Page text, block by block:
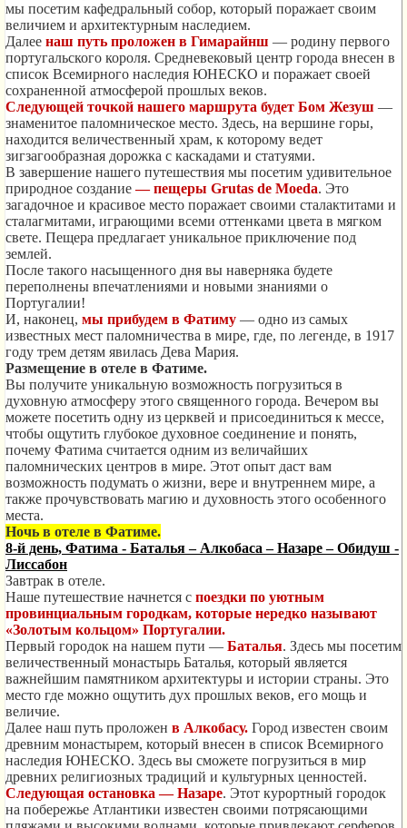
мы посетим кафедральный собор, который поражает своим
величием и архитектурным наследием.
Далее наш путь проложен в Гимарайнш — родину первого
португальского короля. Средневековый центр города внесен в
список Всемирного наследия ЮНЕСКО и поражает своей
сохраненной атмосферой прошлых веков.
Следующей точкой нашего маршрута будет Бом Жезуш —
знаменитое паломническое место. Здесь, на вершине горы,
находится величественный храм, к которому ведет
зигзагообразная дорожка с каскадами и статуями.
В завершение нашего путешествия мы посетим удивительное
природное создание— пещеры Grutas de Moeda. Это
загадочное и красивое место поражает своими сталактитами и
сталагмитами, играющими всеми оттенками цвета в мягком
свете. Пещера предлагает уникальное приключение под
землей.
После такого насыщенного дня вы наверняка будете
переполнены впечатлениями и новыми знаниями о
Португалии!
И, наконец, мы прибудем в Фатиму — одно из самых
известных мест паломничества в мире, где, по легенде, в 1917
году трем детям явилась Дева Мария.
Размещение в отеле в Фатиме.
Вы получите уникальную возможность погрузиться в
духовную атмосферу этого священного города. Вечером вы
можете посетить одну из церквей и присоединиться к мессе,
чтобы ощутить глубокое духовное соединение и понять,
почему Фатима считается одним из величайших
паломнических центров в мире. Этот опыт даст вам
возможность подумать о жизни, вере и внутреннем мире, а
также прочувствовать магию и духовность этого особенного
места.
Ночь в отеле в Фатиме.
8-й день, Фатима - Баталья – Алкобаса – Назаре – Обидуш -
Лиссабон
Завтрак в отеле.
Наше путешествие начнется с поездки по уютным
провинциальным городкам, которые нередко называют
«Золотым кольцом» Португалии.
Первый городок на нашем пути — Баталья. Здесь мы посетим
величественный монастырь Баталья, который является
важнейшим памятником архитектуры и истории страны. Это
место где можно ощутить дух прошлых веков, его мощь и
величие.
Далее наш путь проложен в Алкобасу. Город известен своим
древним монастырем, который внесен в список Всемирного
наследия ЮНЕСКО. Здесь вы сможете погрузиться в мир
древних религиозных традиций и культурных ценностей.
Следующая остановка — Назаре. Этот курортный городок
на побережье Атлантики известен своими потрясающими